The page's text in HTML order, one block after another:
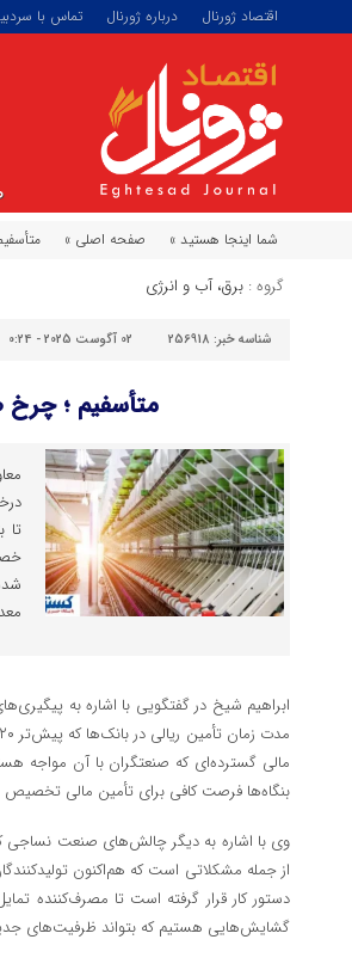
اقتصاد ژورنال درباره ژورنال تماس با
شما اینجا هستید » صفحه اصلی »
گروه : برق، آب و انرژی
شناسه خبر: 256918 02 آگوست 2025 - 0:24
متأسفیم ؛
تا
ابراهیم شیخ در گفتگویی با اشاره به
مالی گسترده‌ای که صنعتگران با آن مواجه
بنگاه‌ها فرصت کافی برای تأمین مالی تخصیص
وی با اشاره به دیگر چالش‌های صنعت نساجی
از جمله مشکلاتی است که هم‌اکنون
دستور کار قرار گرفته است تا مصرف‌کننده
گشایش‌هایی هستیم که بتواند ظرفیت‌های